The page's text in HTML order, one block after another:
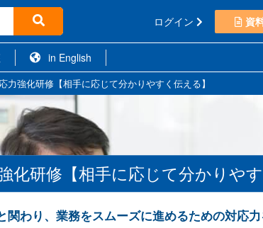
ログイン 資
in English
力強化研修【相手に応じて分かりやすく伝える】
化研修【相手に応じて分かりやす
関わり、業務をスムーズに進めるための対応力